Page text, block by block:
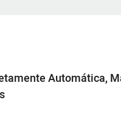
Automática,